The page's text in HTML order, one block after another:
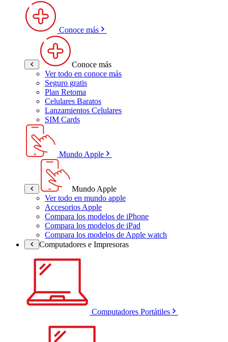
Conoce más
Conoce más
Ver todo en conoce más
Seguro gratis
Plan Retoma
Celulares Baratos
Lanzamientos Celulares
SIM Cards
Mundo Apple
Mundo Apple
Ver todo en mundo apple
Accesorios Apple
Compara los modelos de iPhone
Compara los modelos de iPad
Compara los modelos de Apple watch
Computadores e Impresoras
Computadores Portátiles